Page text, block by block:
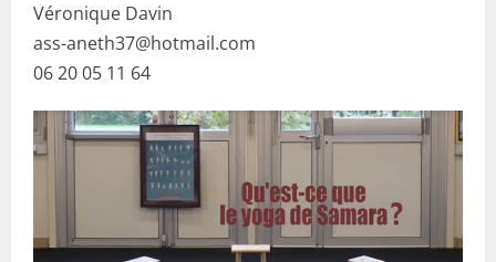
Véronique Davin
ass-aneth37@hotmail.com
06 20 05 11 64